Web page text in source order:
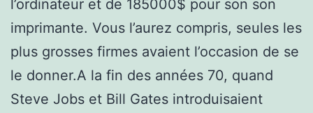
l’ordinateur et de 185000$ pour son son
imprimante. Vous l’aurez compris, seules les
plus grosses firmes avaient l’occasion de se
le donner.A la fin des années 70, quand
Steve Jobs et Bill Gates introduisaient